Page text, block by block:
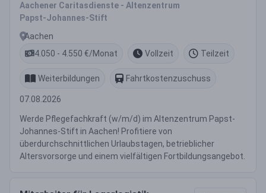
Aachener Caritasdienste - Altenzentrum
Papst-Johannes-Stift
Aachen
4.050 - 4.550 €/Monat
Vollzeit Teilzeit
Weiterbildungen Fahrtkostenzuschuss
07.08.2026
Werde Pflegefachkraft (w/m/d) im Altenzentrum Papst-
Johannes-Stift in Aachen! Profitiere von
überdurchschnittlichen Urlaubstagen, betrieblicher
Altersvorsorge und einem vielfältigen Fortbildungsangebot.